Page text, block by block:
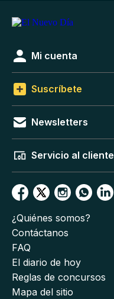
Mi cuenta
Suscríbete
Newsletters
Servicio al cliente
¿Quiénes somos?
Contáctanos
FAQ
El diario de hoy
Reglas de concursos
Mapa del sitio